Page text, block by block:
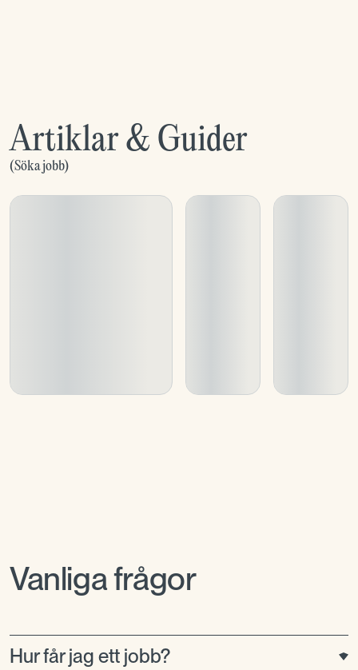
Artiklar & Guider
(Söka jobb)
Vanliga frågor
Hur får jag ett jobb?